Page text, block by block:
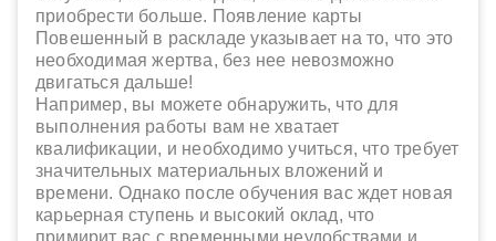
приобрести больше. Появление карты
Повешенный в раскладе указывает на то, что это
необходимая жертва, без нее невозможно
двигаться дальше!
Например, вы можете обнаружить, что для
выполнения работы вам не хватает
квалификации, и необходимо учиться, что требует
значительных материальных вложений и
времени. Однако после обучения вас ждет новая
карьерная ступень и высокий оклад, что